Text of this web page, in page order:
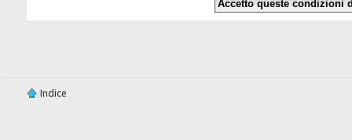
Indice